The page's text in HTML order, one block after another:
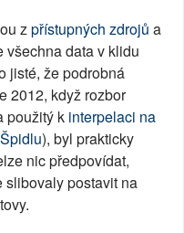
zpřístupných zdrojů a
všechna data v klidu
jisté, že podrobná
2012, když rozbor
použitý k interpelaci na
), byl prakticky
nic předpovídat,
slibovaly postavit na